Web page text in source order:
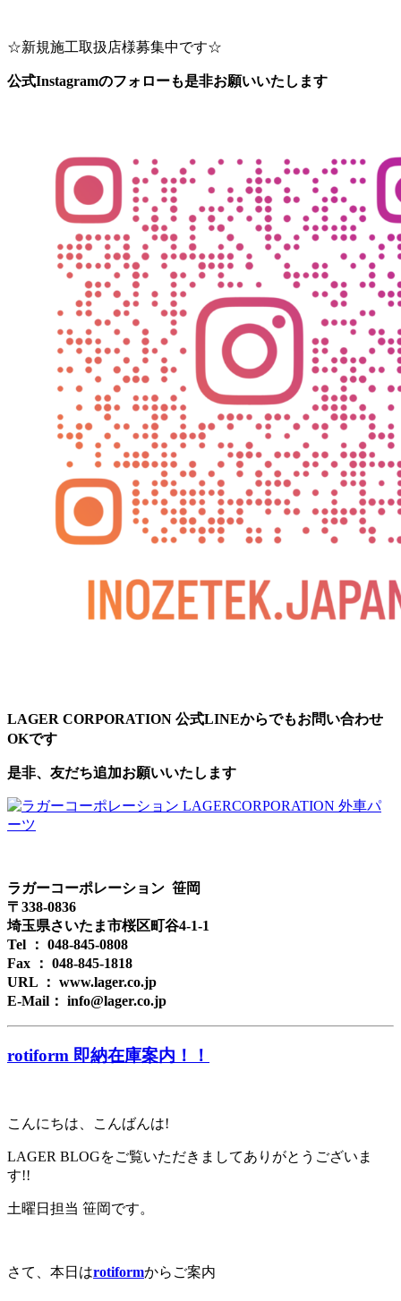
☆新規施工取扱店様募集中です☆
公式Instagramのフォローも是非お願いいたします
LAGER CORPORATION 公式LINEからでもお問い合わせ
OKです
是非、友だち追加お願いいたします
ラガーコーポレーション 笹岡
〒338-0836
埼玉県さいたま市桜区町谷4-1-1
Tel ： 048-845-0808
Fax ： 048-845-1818
URL ： www.lager.co.jp
E-Mail： info@lager.co.jp
rotiform 即納在庫案内！！
こんにちは、こんばんは!
LAGER BLOGをご覧いただきましてありがとうございま
す!!
土曜日担当 笹岡です。
さて、本日はrotiformからご案内